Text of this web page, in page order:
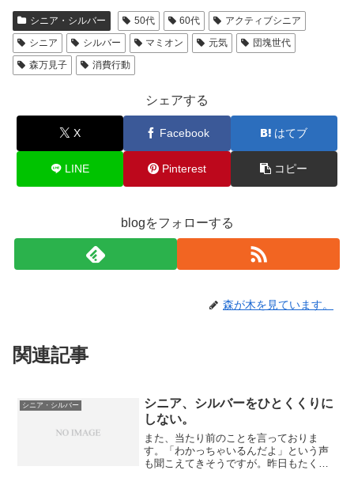
シニア・シルバー 50代 60代
アクティブシニア
シニア
シルバー マミオン 元気
団塊世代
森万見子
消費行動
シェアする
X Facebook はてブ
LINE Pinterest コピー
blogをフォローする
森が木を見ています。
関連記事
シニア・シルバー
シニア、シルバーをひとくくりに
しない。
また、当たり前のことを言っておりま
す。「わかっちゃいるんだよ」という声
も聞こえてきそうですが。昨日もたくさ